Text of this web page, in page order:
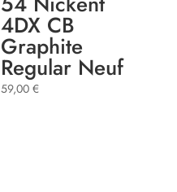
4DX CB
Graphite
Regular Neuf
59,00€